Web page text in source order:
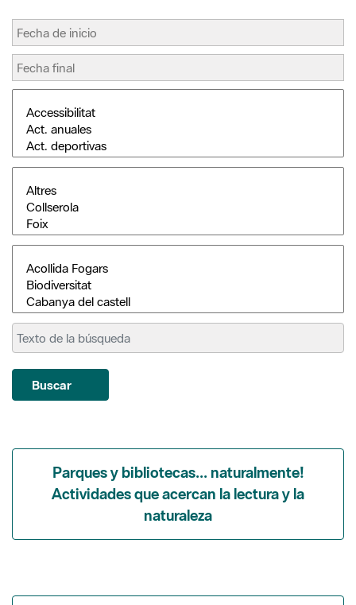
Buscar
Parques y bibliotecas... naturalmente!
Actividades que acercan la lectura y la
naturaleza